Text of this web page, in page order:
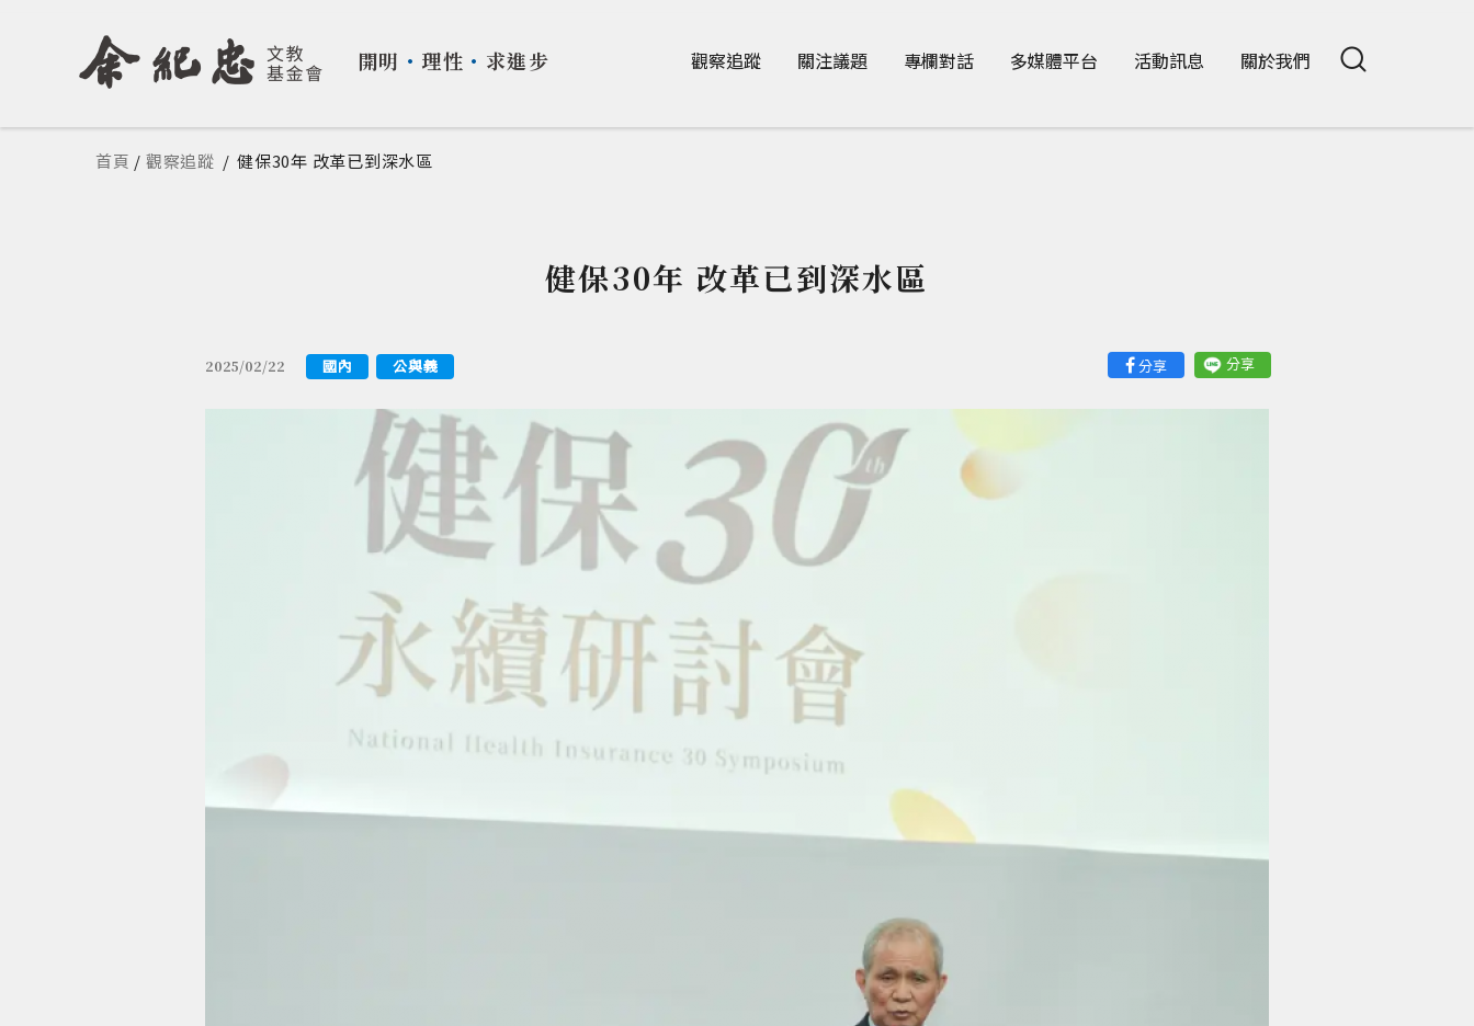
開明 ・ 理性 ・ 求進步 觀察追蹤 關注議題 專欄對話 多媒體平台 活動訊息 關於我們
您在這裡
首頁 / 觀察追蹤 / 健保30年 改革已到深水區
健保30年 改革已到深水區
2025/02/22 分享 分享
國內 公與義